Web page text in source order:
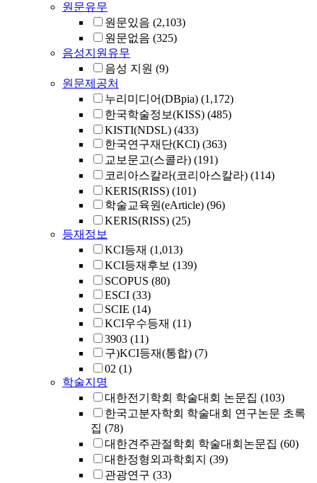
원문유무
원문있음 (2,103)
원문없음 (325)
음성지원유무
음성 지원 (9)
원문제공처
누리미디어(DBpia) (1,172)
한국학술정보(KISS) (485)
KISTI(NDSL) (433)
한국연구재단(KCI) (363)
교보문고(스콜라) (191)
코리아스칼라(코리아스칼라) (114)
KERIS(RISS) (101)
학술교육원(eArticle) (96)
KERIS(RISS) (25)
등재정보
KCI등재 (1,013)
KCI등재후보 (139)
SCOPUS (80)
ESCI (33)
SCIE (14)
KCI우수등재 (11)
3903 (11)
구)KCI등재(통합) (7)
02 (1)
학술지명
대한전기학회 학술대회 논문집 (103)
한국고분자학회 학술대회 연구논문 초록
집 (78)
대한견주관절학회 학술대회논문집 (60)
대한정형외과학회지 (39)
관광연구 (33)